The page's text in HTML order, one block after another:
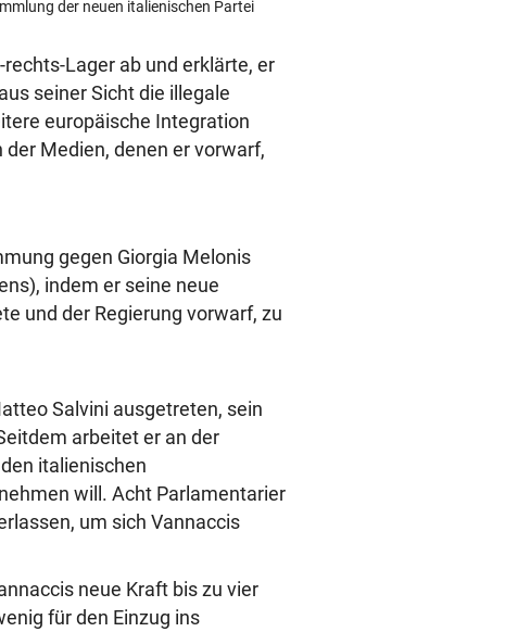
der neuen italienischen Partei
Lager ab und erklärte, er
seiner Sicht die illegale
europäische Integration
Medien, denen er vorwarf,
gegen Giorgia Melonis
indem er seine neue
und der Regierung vorwarf, zu
Salvini ausgetreten, sein
arbeitet er an der
italienischen
will. Acht Parlamentarier
um sich Vannaccis
neue Kraft bis zu vier
für den Einzug ins